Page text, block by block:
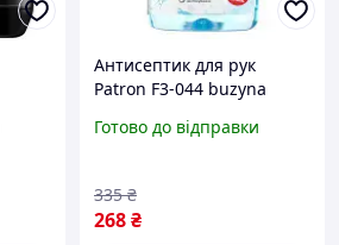
Антисептик для рук
Patron F3-044 buzyna
Готово до відправки
268₴
335 ₴